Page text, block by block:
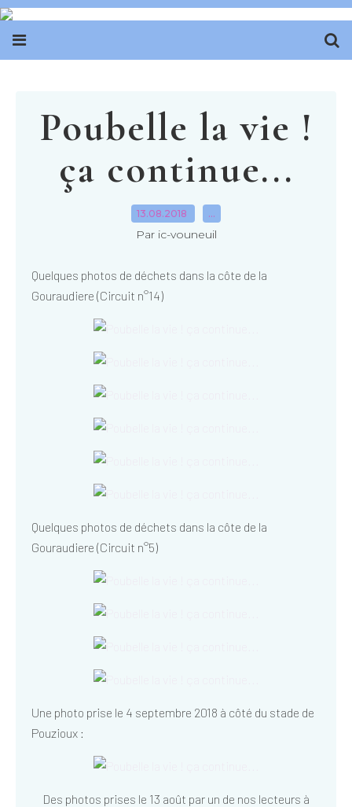
Poubelle la vie !
ça continue...
13.08.2018 …
Par ic-vouneuil
Quelques photos de déchets dans la côte de la
Gouraudiere (Circuit n°14)
Quelques photos de déchets dans la côte de la
Gouraudiere (Circuit n°5)
Une photo prise le 4 septembre 2018 à côté du stade de
Pouzioux :
Des photos prises le 13 août par un de nos lecteurs à